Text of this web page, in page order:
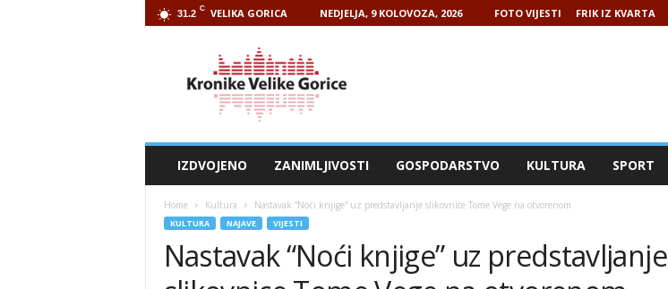
31.2 C VELIKA GORICA NEDJELJA, 9 KOLOVOZA, 2026 FOTO VIJESTI FRIK IZ KVARTA
IZDVOJENO ZANIMLJIVOSTI GOSPODARSTVO KULTURA SPORT
Home Kultura Nastavak “Noći knjige” uz predstavljanje slikovnice Tome Vege na otvorenom
KULTURA NAJAVE VIJESTI
Nastavak “Noći knjige” uz predstavljanje